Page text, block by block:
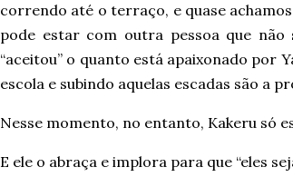
correndo até o terraço, e quase
pode estar com outra pessoa que não
“aceitou” o quanto está apaixonado por
escola e subindo aquelas escadas são a
Nesse momento, no entanto, Kakeru só
E ele o abraça e implora para que “eles